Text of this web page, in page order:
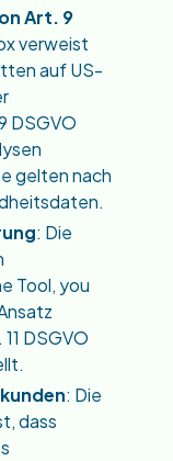
Art. 9
verweist
auf US-
DSGVO
gelten nach
: Die
Tool, you
DSGVO
: Die
dass